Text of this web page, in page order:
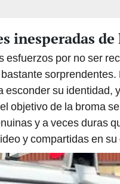
inesperadas
esfuerzos por no ser
esconder su identidad,
objetivo de la broma
y a veces duras
y compartidas en su